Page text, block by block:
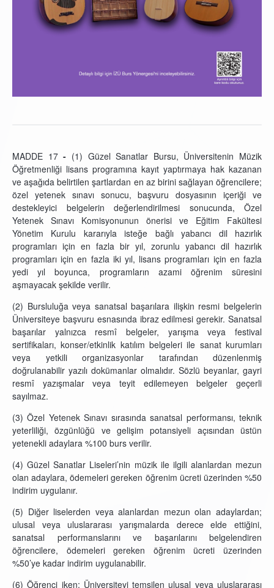
MADDE 17- (1) Güzel Sanatlar Bursu, Üniversitenin Müzik
Öğretmenliği lisans programına kayıt yaptırmaya hak kazanan
ve aşağıda belirtilen şartlardan en az birini sağlayan öğrencilere;
özel yetenek sınavı sonucu, başvuru dosyasının içeriği ve
destekleyici belgelerin değerlendirilmesi sonucunda, Özel
Yetenek Sınavı Komisyonunun önerisi ve Eğitim Fakültesi
Yönetim Kurulu kararıyla isteğe bağlı yabancı dil hazırlık
programları için en fazla bir yıl, zorunlu yabancı dil hazırlık
programları için en fazla iki yıl, lisans programları için en fazla
yedi yıl boyunca, programların azami öğrenim süresini
aşmayacak şekilde verilir.
(2) Bursluluğa veya sanatsal başarılara ilişkin resmi belgelerin
Üniversiteye başvuru esnasında ibraz edilmesi gerekir. Sanatsal
başarılar yalnızca resmî belgeler, yarışma veya festival
sertifikaları, konser/etkinlik katılım belgeleri ile sanat kurumları
veya yetkili organizasyonlar tarafından düzenlenmiş
doğrulanabilir yazılı dokümanlar olmalıdır. Sözlü beyanlar, gayri
resmî yazışmalar veya teyit edilemeyen belgeler geçerli
sayılmaz.
(3) Özel Yetenek Sınavı sırasında sanatsal performansı, teknik
yeterliliği, özgünlüğü ve gelişim potansiyeli açısından üstün
yetenekli adaylara %100 burs verilir.
(4) Güzel Sanatlar Liseleri’nin müzik ile ilgili alanlardan mezun
olan adaylara, ödemeleri gereken öğrenim ücreti üzerinden %50
indirim uygulanır.
(5) Diğer liselerden veya alanlardan mezun olan adaylardan;
ulusal veya uluslararası yarışmalarda derece elde ettiğini,
sanatsal performanslarını ve başarılarını belgelendiren
öğrencilere, ödemeleri gereken öğrenim ücreti üzerinden
%50’ye kadar indirim uygulanabilir.
(6) Öğrenci iken; Üniversiteyi temsilen ulusal veya uluslararası